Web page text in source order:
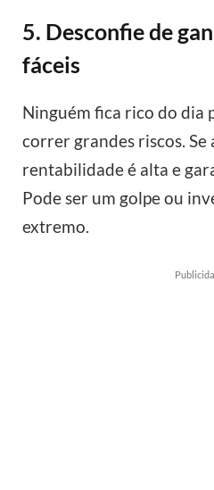
5. Desconfie de
fáceis
Ninguém fica rico do dia
correr grandes riscos. Se
rentabilidade é alta e
Pode ser um golpe ou
extremo.